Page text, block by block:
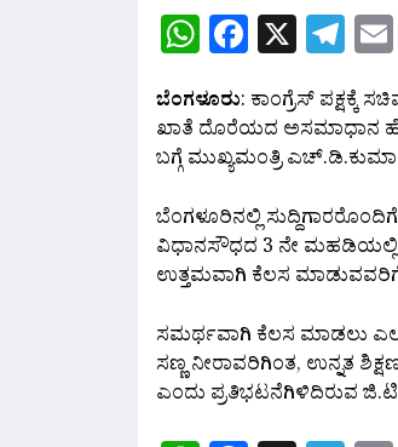
WhatsApp
X
ಬೆಂಗಳೂರು: ಕಾಂಗ್ರೆಸ್ ಪಕ್ಷಕ್ಕೆ
ಖಾತೆ ದೊರೆಯದ ಅಸಮಾಧಾನ
ಬಗ್ಗೆ ಮುಖ್ಯಮಂತ್ರಿ
ಬೆಂಗಳೂರಿನಲ್ಲಿ
ವಿಧಾನಸೌಧದ 3 ನೇ ಮಹಡಿಯಲ್ಲಿ
ಉತ್ತಮವಾಗಿ ಕೆಲಸ
ಸಮರ್ಥವಾಗಿ ಕೆಲಸ ಮಾಡಲು
ಸಣ್ಣ ನೀರಾವರಿಗಿಂತ, ಉನ್ನತ
ಎಂದು ಪ್ರತಿಭಟನೆಗಿಳಿದಿರುವ